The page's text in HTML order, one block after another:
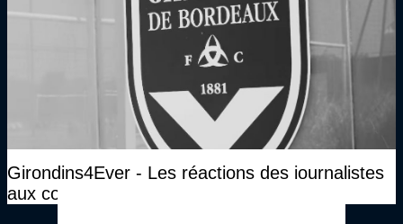
Girondins4Ever - Les réactions des journalistes
aux communiqués de Sparta